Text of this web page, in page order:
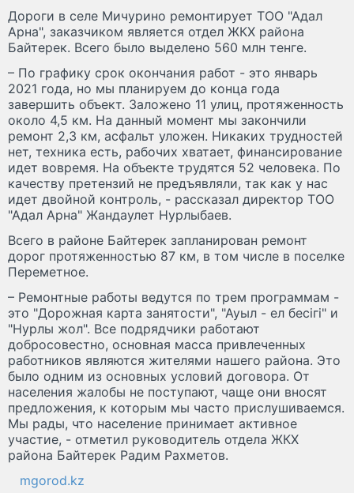
Дороги в селе Мичурино ремонтирует ТОО "Адал
Арна", заказчиком является отдел ЖКХ района
Байтерек. Всего было выделено 560 млн тенге.
– По графику срок окончания работ - это январь
2021 года, но мы планируем до конца года
завершить объект. Заложено 11 улиц, протяженность
около 4,5 км. На данный момент мы закончили
ремонт 2,3 км, асфальт уложен. Никаких трудностей
нет, техника есть, рабочих хватает, финансирование
идет вовремя. На объекте трудятся 52 человека. По
качеству претензий не предъявляли, так как у нас
идет двойной контроль, - рассказал директор ТОО
"Адал Арна" Жандаулет Нурлыбаев.
Всего в районе Байтерек запланирован ремонт
дорог протяженностью 87 км, в том числе в поселке
Переметное.
– Ремонтные работы ведутся по трем программам -
это "Дорожная карта занятости", "Ауыл - ел бесігі" и
"Нурлы жол". Все подрядчики работают
добросовестно, основная масса привлеченных
работников являются жителями нашего района. Это
было одним из основных условий договора. От
населения жалобы не поступают, чаще они вносят
предложения, к которым мы часто прислушиваемся.
Мы рады, что население принимает активное
участие, - отметил руководитель отдела ЖКХ
района Байтерек Радим Рахметов.
mgorod.kz